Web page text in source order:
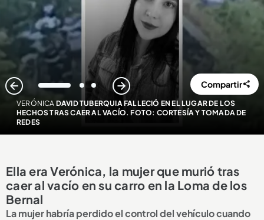
VERÓNICA DAVID TUBERQUIA FALLECIÓ EN EL LUGAR DE LOS
HECHOS TRAS CAER AL VACÍO. FOTO: CORTESÍA Y TOMADA DE
REDES
1 2 3 Compartir
Ella era Verónica, la mujer que murió tras
caer al vacío en su carro en la Loma de los
Bernal
La mujer habría perdido el control del vehículo cuando